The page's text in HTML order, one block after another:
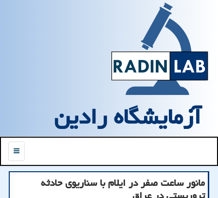
آزمایشگاه رادین
منو
مانور ساعت صفر در ایلام با سناریوی حادثه